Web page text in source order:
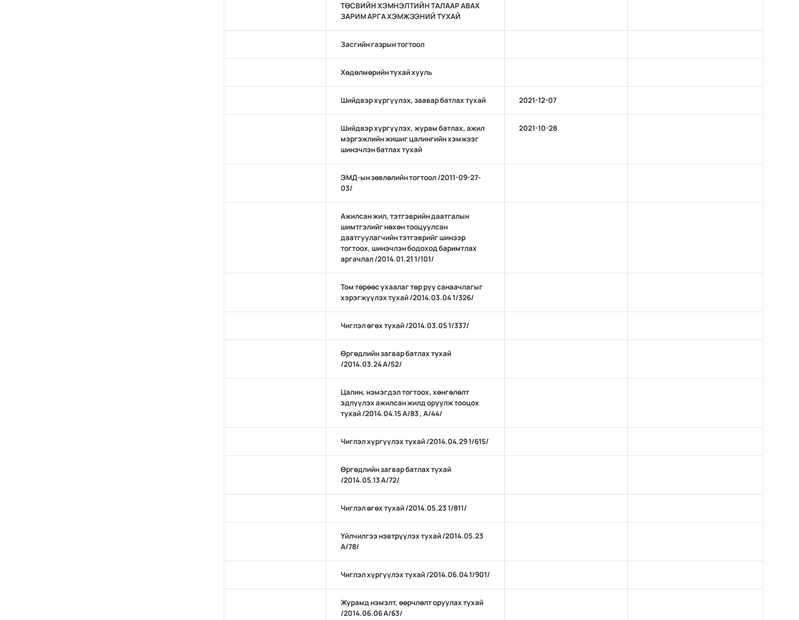
ТӨСВИЙН ХЭМНЭЛТИЙН ТАЛААР АВАХ
ЗАРИМ АРГА ХЭМЖЭЭНИЙ ТУХАЙ
Засгийн газрын тогтоол
Хөдөлмөрийн тухай хууль
Шийдвэр хүргүүлэх, заавар батлах тухай 2021-12-07
Шийдвэр хүргүүлэх, журам батлах, ажил
мэргэжлийн жишиг цалингийн хэмжээг
шинэчлэн батлах тухай
2021-10-28
ЭМД-ын зөвлөлийн тогтоол /2011-09-27-
03/
Ажилсан жил, тэтгэврийн даатгалын
шимтгэлийг нөхөн тооцуулсан
даатгуулагчийн тэтгэврийг шинээр
тогтоох, шинэчлэн бодоход баримтлах
аргачлал /2014.01.21 1/101/
Том төрөөс ухаалаг төр рүү санаачлагыг
хэрэгжүүлэх тухай /2014.03.04 1/326/
Чиглэл өгөх тухай /2014.03.05 1/337/
Өргөдлийн загвар батлах тухай
/2014.03.24 А/52/
Цалин, нэмэгдэл тогтоох, хөнгөлөлт
эдлүүлэх ажилсан жилд оруулж тооцох
тухай /2014.04.15 А/83 , А/44/
Чиглэл хүргүүлэх тухай /2014.04.29 1/615/
Өргөдлийн загвар батлах тухай
/2014.05.13 А/72/
Чиглэл өгөх тухай /2014.05.23 1/811/
Үйлчилгээ нэвтрүүлэх тухай /2014.05.23
А/78/
Чиглэл хүргүүлэх тухай /2014.06.04 1/901/
Журамд нэмэлт, өөрчлөлт оруулах тухай
/2014.06.06 А/63/